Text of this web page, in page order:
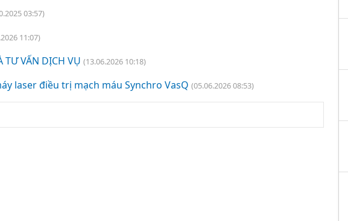
03:57)
11:07)
TƯ VẤN DỊCH VỤ (13.06.2026 10:18)
laser điều trị mạch máu Synchro VasQ (05.06.2026 08:53)